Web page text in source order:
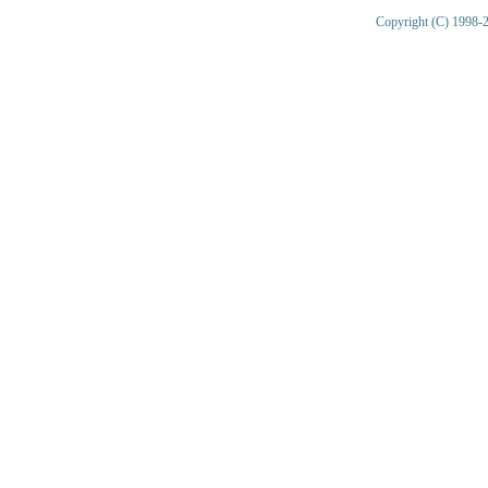
Copyright (C) 1998-